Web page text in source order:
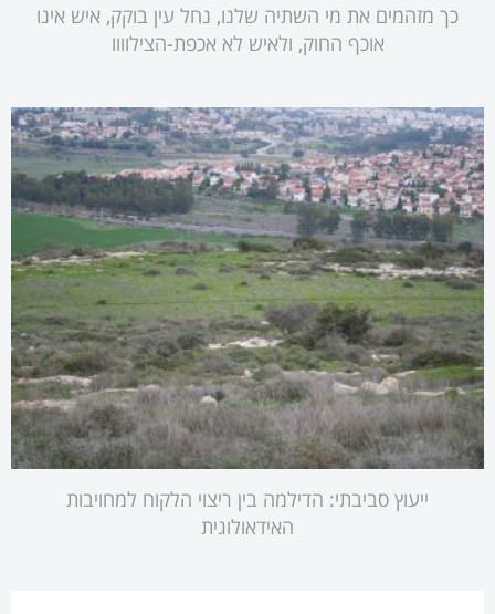
כך מזהמים את מי השתיה שלנו, נחל עין בוקק, איש אינו
אוכף החוק, ולאיש לא אכפת-הצילוווו
ייעוץ סביבתי: הדילמה בין ריצוי הלקוח למחויבות
האידאולוגית